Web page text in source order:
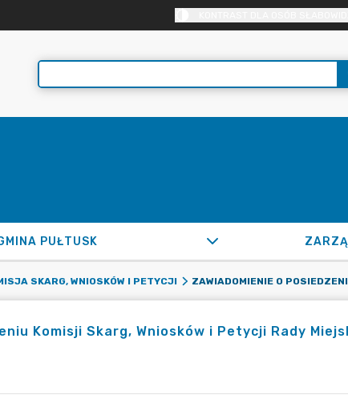
PUŁTUSK
SKARG, WNIOSKÓW I PETYCJI
Komisji Skarg, Wniosków i Petycji Rady